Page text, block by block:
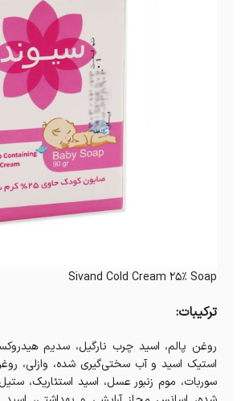
Sivand Cold Cream 25% Soap
ترکیبات:
روغن پالم، اسید چرب نارگیل، سدیم
استیک اسید و آب سختی‌گیری شده، وازلی،
سوربات، موم زنبور عسل، اسید استئاریک،